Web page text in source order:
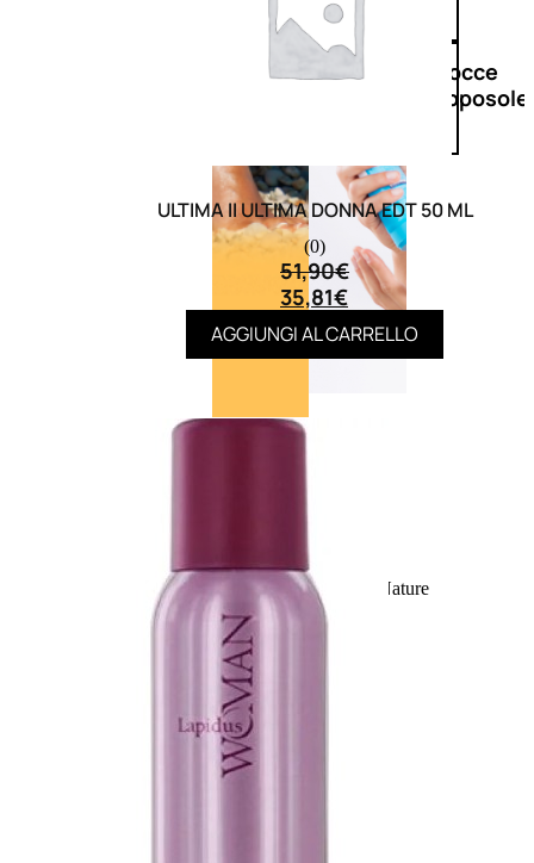
DoposoleDocce
doposole
Fragranze Nature
Viso/Labbra/Occhi Nature
Corpo
Mani
Maschera Nature
Trattamenti Viso
Detergenza
Bagno Nature
Deodoranti
ULTIMA II ULTIMA DONNA EDT 50 ML
(0)
51,90€
35,81€
AGGIUNGI AL CARRELLO